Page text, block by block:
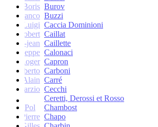
Boris Burov
Franco Buzzi
Luigi Caccia Dominioni
Robert Caillat
René-jean Caillette
Giuseppe Calonaci
Roger Capron
Erberto Carboni
Alain Carré
Marzio Cecchi
Ceretti, Derossi et Rosso
Pol
Chambost
Pierre Chapo